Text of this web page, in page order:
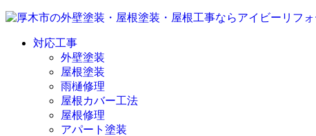
対応工事
外壁塗装
屋根塗装
雨樋修理
屋根カバー工法
屋根修理
アパート塗装